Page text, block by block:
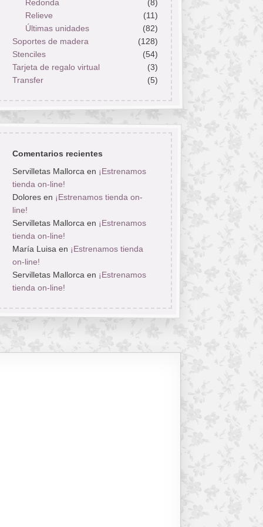
Redonda
(8)
Relieve
(11)
Últimas unidades
(82)
Soportes de madera
(128)
Stenciles
(54)
Tarjeta de regalo virtual
(3)
Transfer
(5)
Comentarios recientes
Servilletas Mallorcaen ¡Estrenamos
tienda on-line!
Doloresen ¡Estrenamos tienda on-
line!
Servilletas Mallorcaen ¡Estrenamos
tienda on-line!
María Luisaen ¡Estrenamos tienda
on-line!
Servilletas Mallorcaen ¡Estrenamos
tienda on-line!